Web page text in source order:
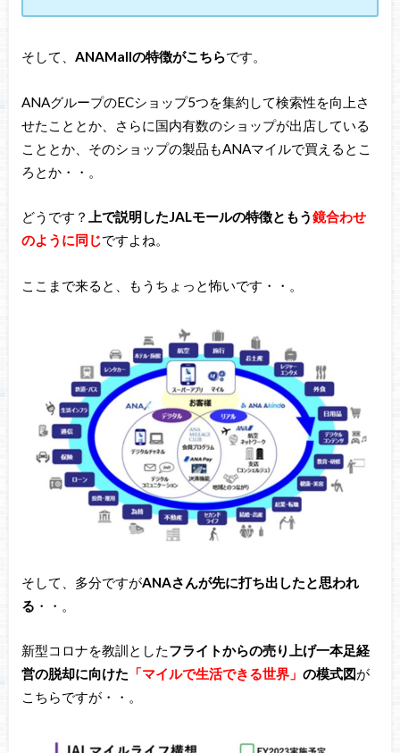
そして、 ANAMallの特徴がこちらです。
ANAグループのECショップ5つを集約して検索性を向上さ
せたこととか、さらに国内有数のショップが出店している
こととか、そのショップの製品もANAマイルで買えるとこ
ろとか・・。
どうです？ 上で説明したJALモールの特徴ともう鏡合わせ
のように同じですよね。
ここまで来ると、もうちょっと怖いです・・。
そして、多分ですがANAさんが先に打ち出したと思われ
る ・・。
新型コロナを教訓としたフライトからの売り上げ一本足経
営の脱却に向けた 「マイルで生活できる世界」 の模式図が
こちらですが・・。